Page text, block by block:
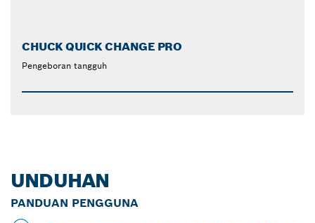
CHUCK QUICK CHANGE PRO
Pengeboran tangguh
UNDUHAN
PANDUAN PENGGUNA